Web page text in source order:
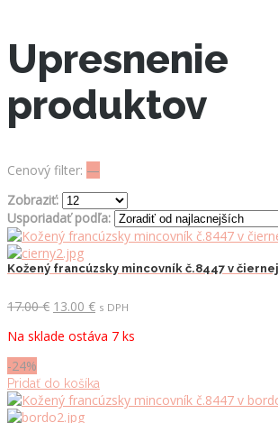
Upresnenie
produktov
Cenový filter: —
Zobraziť:
Usporiadať podľa:
Kožený francúzsky mincovník č.8447 v
17.00€ Pôvodná
bola:
13.00 €Aktuálna
je:
s DPH
Na sklade ostáva 7 ks
-24%
Pridať do košíka